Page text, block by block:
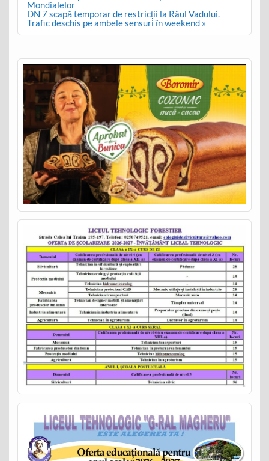
Mondialelor
DN 7 scapă temporar de restricții la Râul Vadului.
Trafic deschis pe ambele sensuri în weekend »